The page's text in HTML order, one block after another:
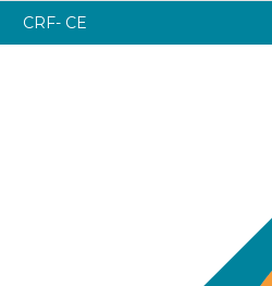
CRF- CE